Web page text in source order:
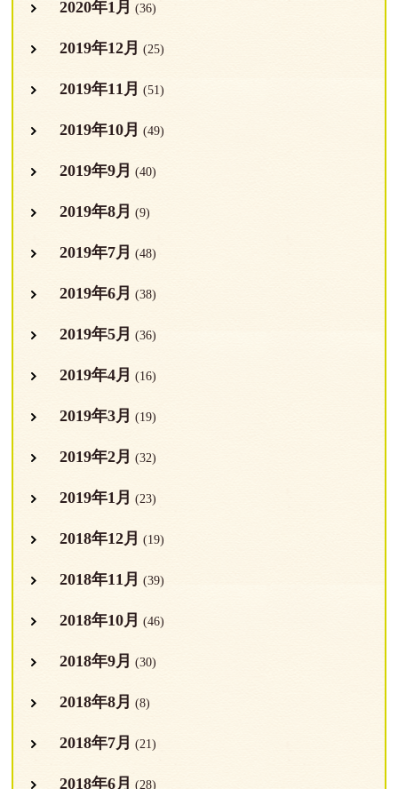
2020年1月 (36)
2019年12月 (25)
2019年11月 (51)
2019年10月 (49)
2019年9月 (40)
2019年8月 (9)
2019年7月 (48)
2019年6月 (38)
2019年5月 (36)
2019年4月 (16)
2019年3月 (19)
2019年2月 (32)
2019年1月 (23)
2018年12月 (19)
2018年11月 (39)
2018年10月 (46)
2018年9月 (30)
2018年8月 (8)
2018年7月 (21)
2018年6月 (28)